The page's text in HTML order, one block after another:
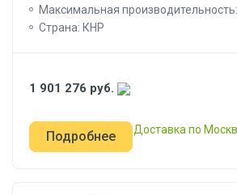
Максимальная
Страна: КНР
1 901 276 руб.
Подробнее Доставка по